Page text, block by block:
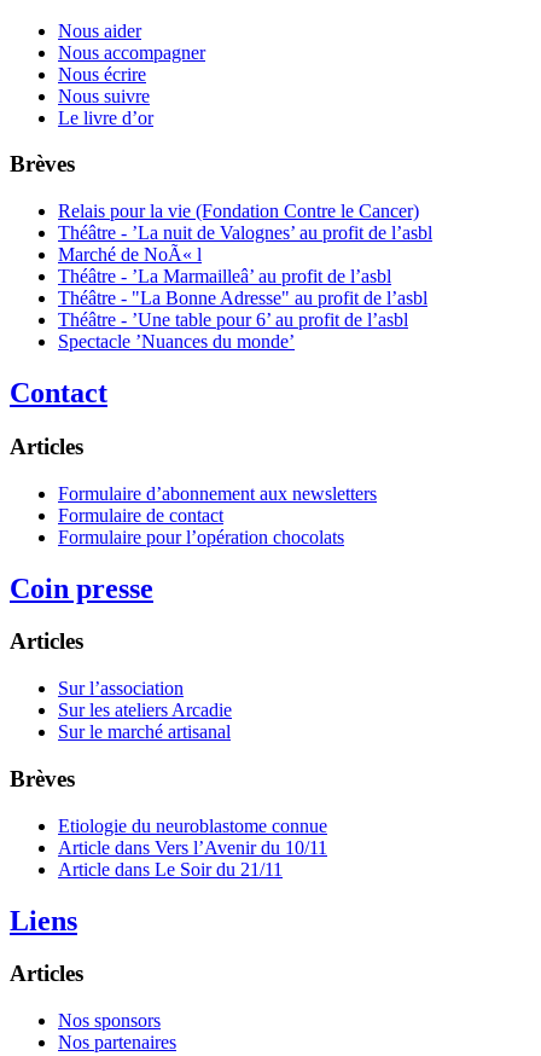
Nous aider
Nous accompagner
Nous écrire
Nous suivre
Le livre d’or
Brèves
Relais pour la vie (Fondation Contre le Cancer)
Théâtre - ’La nuit de Valognes’ au profit de l’asbl
Marché de NoÃ« l
Théâtre - ’La Marmailleâ’ au profit de l’asbl
Théâtre - "La Bonne Adresse" au profit de l’asbl
Théâtre - ’Une table pour 6’ au profit de l’asbl
Spectacle ’Nuances du monde’
Contact
Articles
Formulaire d’abonnement aux newsletters
Formulaire de contact
Formulaire pour l’opération chocolats
Coin presse
Articles
Sur l’association
Sur les ateliers Arcadie
Sur le marché artisanal
Brèves
Etiologie du neuroblastome connue
Article dans Vers l’Avenir du 10/11
Article dans Le Soir du 21/11
Liens
Articles
Nos sponsors
Nos partenaires